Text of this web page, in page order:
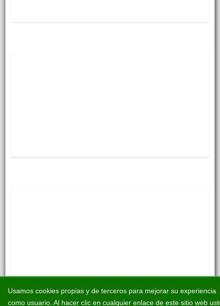
Usamos cookies propias y de terceros para mejorar su experiencia
como usuario. Al hacer clic en cualquier enlace de este sitio web